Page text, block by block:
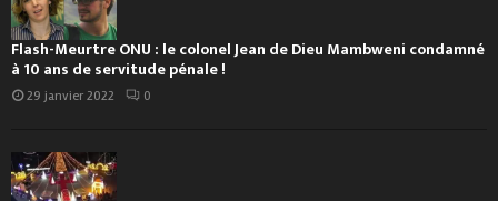
Flash-Meurtre ONU : le colonel Jean de Dieu Mambweni condamné
à 10 ans de servitude pénale !
29 janvier 2022 0